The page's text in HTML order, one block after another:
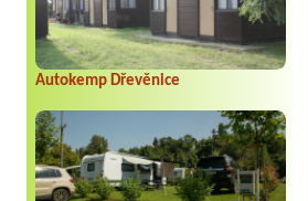
Autokemp Dřevěnice